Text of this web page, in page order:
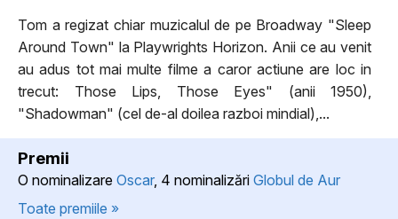
Tom a regizat chiar muzicalul de pe Broadway "Sleep
Around Town" la Playwrights Horizon. Anii ce au venit
au adus tot mai multe filme a caror actiune are loc in
trecut: Those Lips, Those Eyes" (anii 1950),
"Shadowman" (cel de-al doilea razboi mindial),...
Premii
O nominalizare Oscar, 4 nominalizări Globul de Aur
Toate premiile »